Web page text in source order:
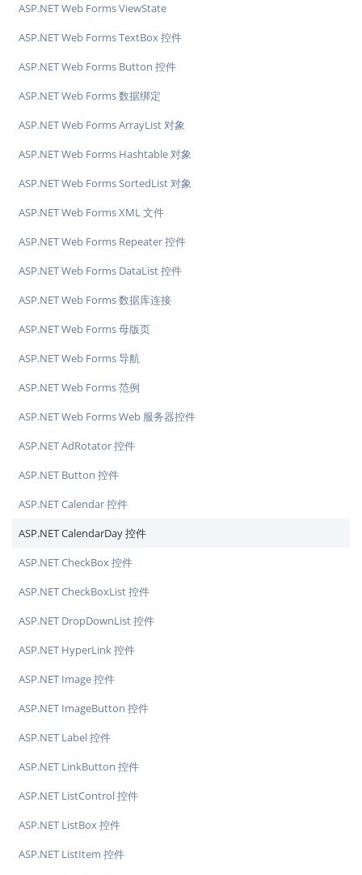
ASP.NET Web Forms ViewState
ASP.NET Web Forms TextBox 控件
ASP.NET Web Forms Button 控件
ASP.NET Web Forms 数据绑定
ASP.NET Web Forms ArrayList 对象
ASP.NET Web Forms Hashtable 对象
ASP.NET Web Forms SortedList 对象
ASP.NET Web Forms XML 文件
ASP.NET Web Forms Repeater 控件
ASP.NET Web Forms DataList 控件
ASP.NET Web Forms 数据库连接
ASP.NET Web Forms 母版页
ASP.NET Web Forms 导航
ASP.NET Web Forms 范例
ASP.NET Web Forms Web 服务器控件
ASP.NET AdRotator 控件
ASP.NET Button 控件
ASP.NET Calendar 控件
ASP.NET CalendarDay 控件
ASP.NET CheckBox 控件
ASP.NET CheckBoxList 控件
ASP.NET DropDownList 控件
ASP.NET HyperLink 控件
ASP.NET Image 控件
ASP.NET ImageButton 控件
ASP.NET Label 控件
ASP.NET LinkButton 控件
ASP.NET ListControl 控件
ASP.NET ListBox 控件
ASP.NET ListItem 控件